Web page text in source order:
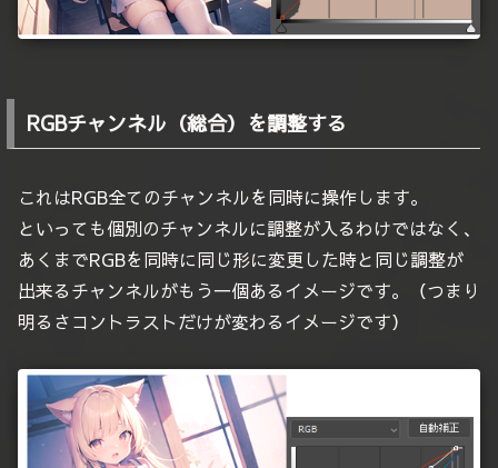
RGBチャンネル（総合）を調整する
これはRGB全てのチャンネルを同時に操作します。
といっても個別のチャンネルに調整が入るわけではなく、
あくまでRGBを同時に同じ形に変更した時と同じ調整が
出来るチャンネルがもう一個あるイメージです。（つまり
明るさコントラストだけが変わるイメージです）